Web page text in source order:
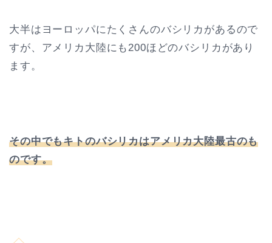
大半はヨーロッパにたくさんのバシリカがあるので
すが、アメリカ大陸にも200ほどのバシリカがあり
ます。
その中でもキトのバシリカはアメリカ大陸最古のも
のです。